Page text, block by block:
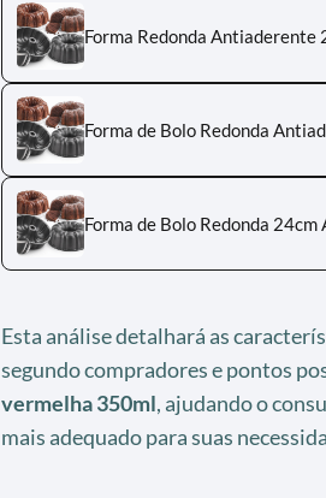
Forma Redonda Antiaderente
Forma de Bolo Redonda
Forma de Bolo Redonda
Esta análise detalhará as
segundo compradores e pontos
vermelha 350ml, ajudando o
mais adequado para suas